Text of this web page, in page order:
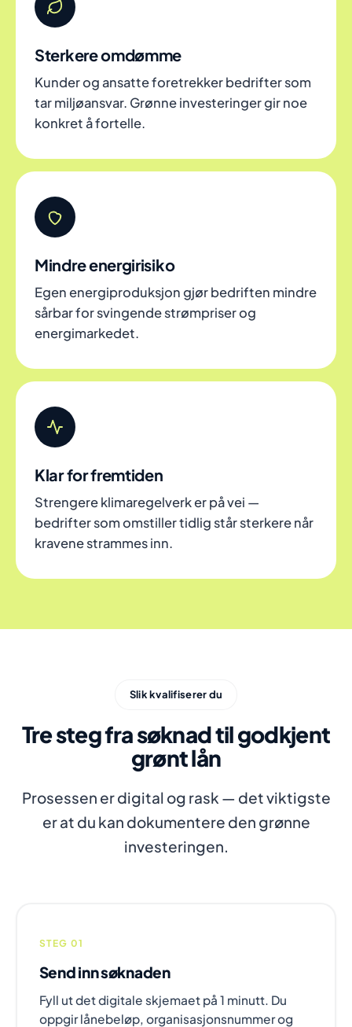
Sterkere omdømme
Kunder og ansatte foretrekker bedrifter som
tar miljøansvar. Grønne investeringer gir noe
konkret å fortelle.
Mindre energirisiko
Egen energiproduksjon gjør bedriften mindre
sårbar for svingende strømpriser og
energimarkedet.
Klar for fremtiden
Strengere klimaregelverk er på vei —
bedrifter som omstiller tidlig står sterkere når
kravene strammes inn.
Slik kvalifiserer du
Tre steg fra søknad til godkjent
grønt lån
Prosessen er digital og rask — det viktigste
er at du kan dokumentere den grønne
investeringen.
STEG 01
Send inn søknaden
Fyll ut det digitale skjemaet på 1 minutt. Du
oppgir lånebeløp, organisasjonsnummer og